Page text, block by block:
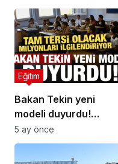
Bakan Tekin yeni
modeli duyurdu!
Milyonları ilgilendiriyor,
tam tersi olacak…
Eğitim
5 ay önce